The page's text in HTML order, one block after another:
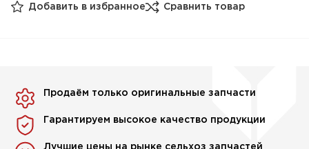
Добавить в избранное Сравнить товар
Продаём только оригинальные запчасти
Гарантируем высокое качество продукции
Лучшие цены на рынке сельхоз запчастей